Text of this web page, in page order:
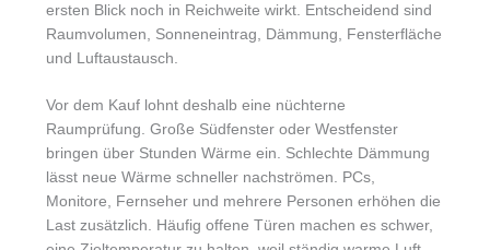
ersten Blick noch in Reichweite wirkt. Entscheidend sind
Raumvolumen, Sonneneintrag, Dämmung, Fensterfläche
und Luftaustausch.
Vor dem Kauf lohnt deshalb eine nüchterne
Raumprüfung. Große Südfenster oder Westfenster
bringen über Stunden Wärme ein. Schlechte Dämmung
lässt neue Wärme schneller nachströmen. PCs,
Monitore, Fernseher und mehrere Personen erhöhen die
Last zusätzlich. Häufig offene Türen machen es schwer,